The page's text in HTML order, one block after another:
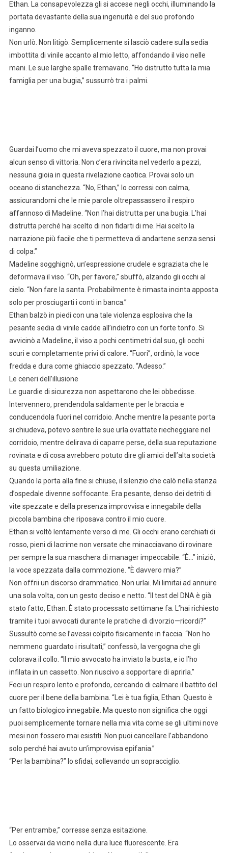
Ethan. La consapevolezza gli si accese negli occhi, illuminando la
portata devastante della sua ingenuità e del suo profondo
inganno.
Non urlò. Non litigò. Semplicemente si lasciò cadere sulla sedia
imbottita di vinile accanto al mio letto, affondando il viso nelle
mani. Le sue larghe spalle tremavano. “Ho distrutto tutta la mia
famiglia per una bugia,” sussurrò tra i palmi.
Guardai l’uomo che mi aveva spezzato il cuore, ma non provai
alcun senso di vittoria. Non c’era rivincita nel vederlo a pezzi,
nessuna gioia in questa rivelazione caotica. Provai solo un
oceano di stanchezza. “No, Ethan,” lo corressi con calma,
assicurandomi che le mie parole oltrepassassero il respiro
affannoso di Madeline. “Non l’hai distrutta per una bugia. L’hai
distrutta perché hai scelto di non fidarti di me. Hai scelto la
narrazione più facile che ti permetteva di andartene senza sensi
di colpa.”
Madeline sogghignò, un’espressione crudele e sgraziata che le
deformava il viso. “Oh, per favore,” sbuffò, alzando gli occhi al
cielo. “Non fare la santa. Probabilmente è rimasta incinta apposta
solo per prosciugarti i conti in banca.”
Ethan balzò in piedi con una tale violenza esplosiva che la
pesante sedia di vinile cadde all’indietro con un forte tonfo. Si
avvicinò a Madeline, il viso a pochi centimetri dal suo, gli occhi
scuri e completamente privi di calore. “Fuori”, ordinò, la voce
fredda e dura come ghiaccio spezzato. “Adesso.”
Le ceneri dell’illusione
Le guardie di sicurezza non aspettarono che lei obbedisse.
Intervennero, prendendola saldamente per le braccia e
conducendola fuori nel corridoio. Anche mentre la pesante porta
si chiudeva, potevo sentire le sue urla ovattate riecheggiare nel
corridoio, mentre delirava di caparre perse, della sua reputazione
rovinata e di cosa avrebbero potuto dire gli amici dell’alta società
su questa umiliazione.
Quando la porta alla fine si chiuse, il silenzio che calò nella stanza
d’ospedale divenne soffocante. Era pesante, denso dei detriti di
vite spezzate e della presenza improvvisa e innegabile della
piccola bambina che riposava contro il mio cuore.
Ethan si voltò lentamente verso di me. Gli occhi erano cerchiati di
rosso, pieni di lacrime non versate che minacciavano di rovinare
per sempre la sua maschera di manager impeccabile. “È…” iniziò,
la voce spezzata dalla commozione. “È davvero mia?”
Non offrii un discorso drammatico. Non urlai. Mi limitai ad annuire
una sola volta, con un gesto deciso e netto. “Il test del DNA è già
stato fatto, Ethan. È stato processato settimane fa. L’hai richiesto
tramite i tuoi avvocati durante le pratiche di divorzio—ricordi?”
Sussultò come se l’avessi colpito fisicamente in faccia. “Non ho
nemmeno guardato i risultati,” confessò, la vergogna che gli
colorava il collo. “Il mio avvocato ha inviato la busta, e io l’ho
infilata in un cassetto. Non riuscivo a sopportare di aprirla.”
Feci un respiro lento e profondo, cercando di calmare il battito del
cuore per il bene della bambina. “Lei è tua figlia, Ethan. Questo è
un fatto biologico innegabile. Ma questo non significa che oggi
puoi semplicemente tornare nella mia vita come se gli ultimi nove
mesi non fossero mai esistiti. Non puoi cancellare l’abbandono
solo perché hai avuto un’improvvisa epifania.”
“Per la bambina?” lo sfidai, sollevando un sopracciglio.
“Per entrambe,” corresse senza esitazione.
Lo osservai da vicino nella dura luce fluorescente. Era